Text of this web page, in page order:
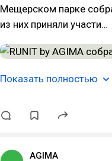
Мещерском парке
из них приняли участи…
Показать полностью
AGIMA